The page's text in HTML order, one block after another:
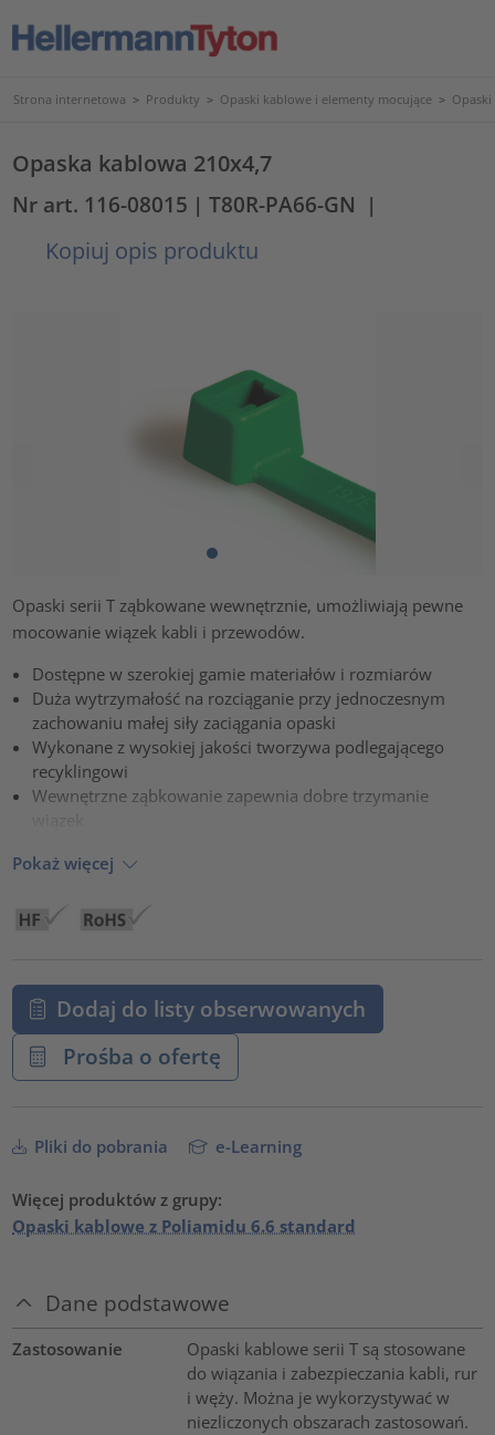
Strona internetowa > Produkty > Opaski kablowe i elementy mocujące >
Opaska kablowa 210x4,7
Nr art. 116-08015 | T80R-PA66-GN |
Kopiuj opis produktu
Opaski serii T ząbkowane wewnętrznie, umożliwiają pewne
mocowanie wiązek kabli i przewodów.
Dostępne w szerokiej gamie materiałów i rozmiarów
Duża wytrzymałość na rozciąganie przy jednoczesnym
zachowaniu małej siły zaciągania opaski
Wykonane z wysokiej jakości tworzywa podlegającego
recyklingowi
Wewnętrzne ząbkowanie zapewnia dobre trzymanie
Pokaż więcej
Dodaj do listy obserwowanych
Prośba o ofertę
Pliki do pobrania e-Learning
Więcej produktów z grupy:
Opaski kablowe z Poliamidu 6.6 standard
Dane podstawowe
Zastosowanie
Opaski kablowe serii T są stosowane
do wiązania i zabezpieczania kabli, rur
i węży. Można je wykorzystywać w
niezliczonych obszarach zastosowań.